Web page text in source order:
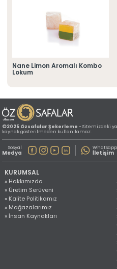
Nane Limon Aromalı Kombo
Lokum
©2025 Özsafalar Şekerleme- Sitemizdeki
kaynak gösterilmeden kullanılamaz.
Sosyal
Medya
Whatsapp
İletişim
KURUMSAL
» Hakkımızda
» Üretim Serüveni
» Kalite Politikamız
» Mağazalarımız
» İnsan Kaynakları